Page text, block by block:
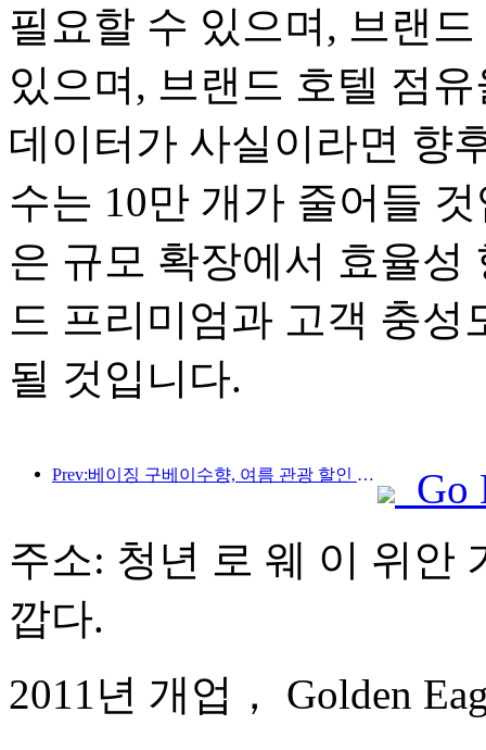
필요할 수 있으며, 브랜
있으며, 브랜드 호텔 점
데이터가 사실이라면 향
수는 10만 개가 줄어들
은 규모 확장에서 효율성
드 프리미엄과 고객 충
될 것입니다.
Prev:베이징 구베이수향, 여름 관광 할인 행사 시작
Go
주소: 청년 로 웨 이 위안
깝다.
2011년 개업， Golden